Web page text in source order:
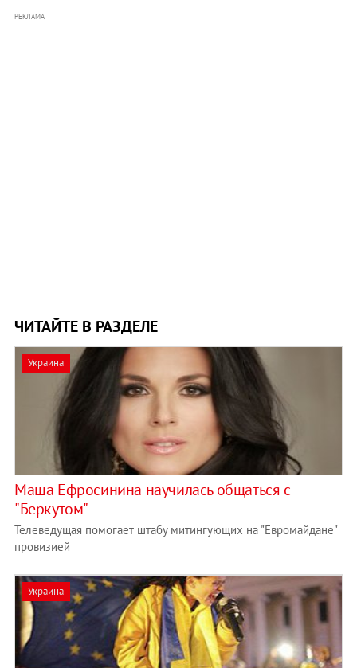
РЕКЛАМА
ЧИТАЙТЕ В РАЗДЕЛЕ
Украина
Маша Ефросинина научилась общаться с
"Беркутом"
Телеведущая помогает штабу митингующих на "Евромайдане"
провизией
Украина